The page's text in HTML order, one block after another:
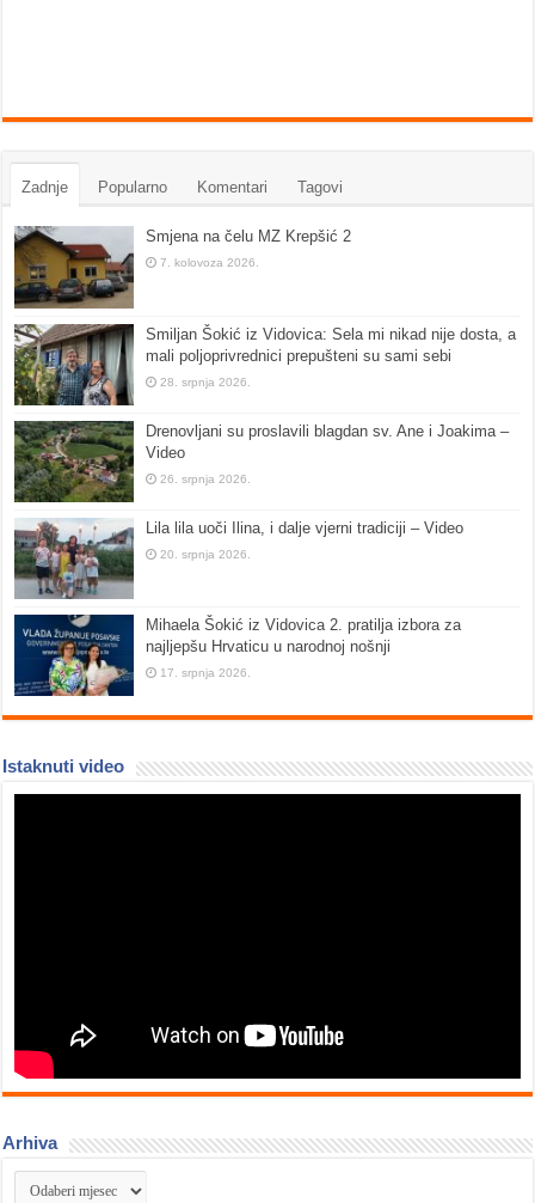
Zadnje Popularno Komentari Tagovi
Smjena na čelu MZ Krepšić 2
7. kolovoza 2026.
Smiljan Šokić iz Vidovica: Sela mi nikad nije dosta, a
mali poljoprivrednici prepušteni su sami sebi
28. srpnja 2026.
Drenovljani su proslavili blagdan sv. Ane i Joakima –
Video
26. srpnja 2026.
Lila lila uoči Ilina, i dalje vjerni tradiciji – Video
20. srpnja 2026.
Mihaela Šokić iz Vidovica 2. pratilja izbora za
najljepšu Hrvaticu u narodnoj nošnji
17. srpnja 2026.
Istaknuti video
Arhiva
Arhiva